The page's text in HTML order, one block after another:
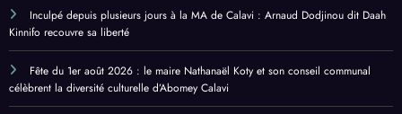
Inculpé depuis plusieurs jours à la MA de Calavi : Arnaud Dodjinou dit Daah
Kinnifo recouvre sa liberté
Fête du 1er août 2026 : le maire Nathanaël Koty et son conseil communal
célèbrent la diversité culturelle d’Abomey Calavi